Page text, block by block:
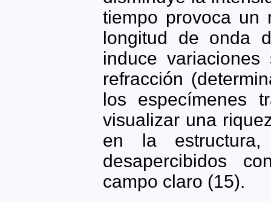
tiempo provoca un
longitud de onda
induce
refracción
los especímenes
visualizar una
en la
desapercibidos
campo claro (15).